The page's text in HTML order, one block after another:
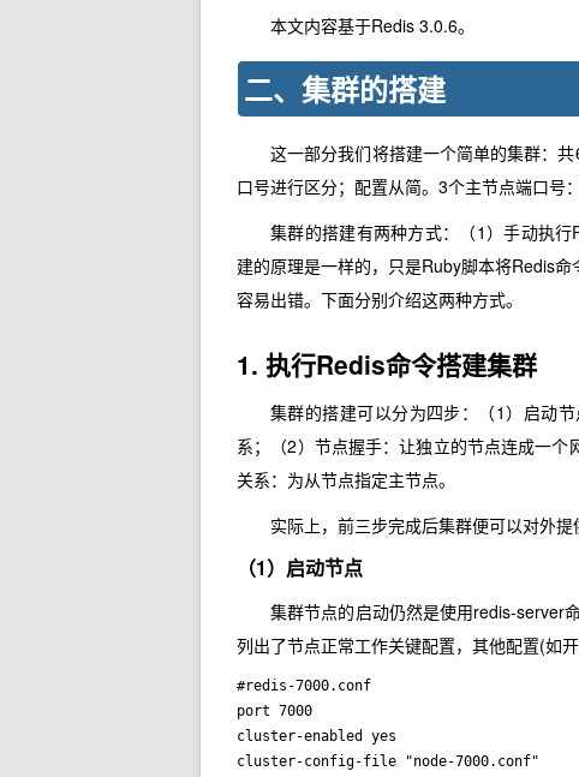
本文内容基于Redis 3.0.6。
二、集群的搭建
这一部分我们将搭建一个简单的集群：
口号进行区分；配置从简。3个主节点端口号
集群的搭建有两种方式：（1）手动执
建的原理是一样的，只是Ruby脚本将Redis
容易出错。下面分别介绍这两种方式。
1. 执行Redis命令搭建集群
集群的搭建可以分为四步：（1）启动
系；（2）节点握手：让独立的节点连成一
关系：为从节点指定主节点。
实际上，前三步完成后集群便可以对外
（1）启动节点
集群节点的启动仍然是使用redis-server
列出了节点正常工作关键配置，其他配置(如
#redis-7000.conf
port 7000
cluster-enabled yes
cluster-config-file "node-7000.conf"